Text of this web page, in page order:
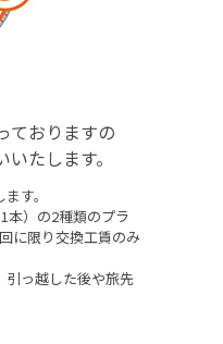
ておりますの
たします。
す。
）の2種類のプラ
に限り交換工賃のみ
引っ越した後や旅先